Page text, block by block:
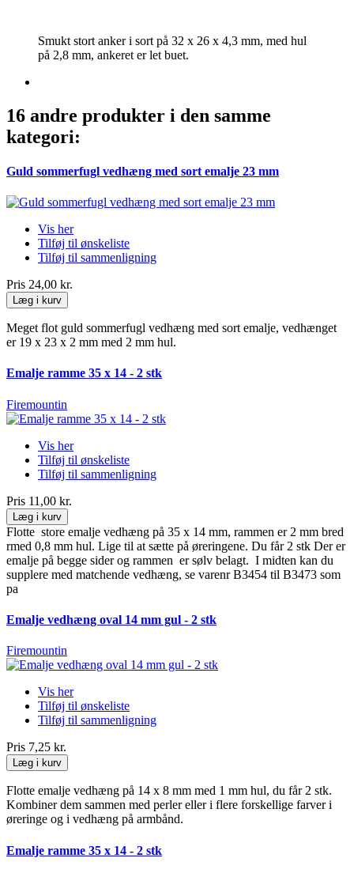
Smukt stort anker i sort på 32 x 26 x 4,3 mm, med hul
på 2,8 mm, ankeret er let buet.
16 andre produkter i den samme
kategori:
Guld sommerfugl vedhæng med sort emalje 23 mm
Vis her
Tilføj til ønskeliste
Tilføj til sammenligning
Pris 24,00 kr.
Læg i kurv
Meget flot guld sommerfugl vedhæng med sort emalje, vedhænget
er 19 x 23 x 2 mm med 2 mm hul.
Emalje ramme 35 x 14 - 2 stk
Firemountin
Vis her
Tilføj til ønskeliste
Tilføj til sammenligning
Pris 11,00 kr.
Læg i kurv
Flotte store emalje vedhæng på 35 x 14 mm, rammen er 2 mm bred
rmed 0,8 mm hul. Lige til at sætte på øreringene. Du får 2 stk Der er
emalje på begge sider og rammen er sølv belagt. I midten kan du
supplere med matchende vedhæng, se varenr B3454 til B3473 som
pa
Emalje vedhæng oval 14 mm gul - 2 stk
Firemountin
Vis her
Tilføj til ønskeliste
Tilføj til sammenligning
Pris 7,25 kr.
Læg i kurv
Flotte emalje vedhæng på 14 x 8 mm med 1 mm hul, du får 2 stk.
Kombiner dem sammen med perler eller i flere forskellige farver i
øreringe og i vedhæng på armbånd.
Emalje ramme 35 x 14 - 2 stk